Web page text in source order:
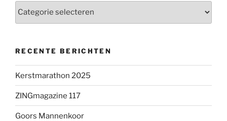
RECENTE BERICHTEN
Kerstmarathon 2025
ZINGmagazine 117
Goors Mannenkoor